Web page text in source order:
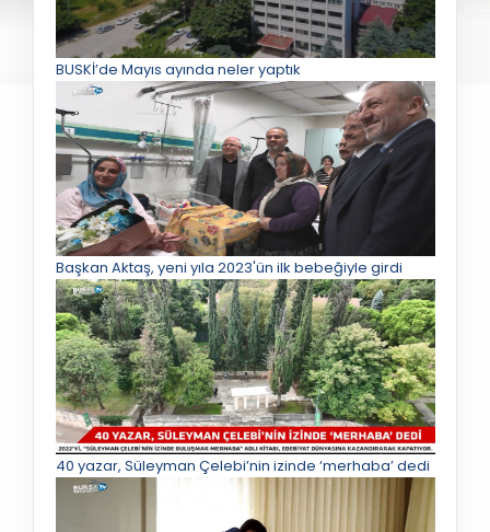
BUSKİ’de Mayıs ayında neler yaptık
Başkan Aktaş, yeni yıla 2023'ün ilk bebeğiyle girdi
40 yazar, Süleyman Çelebi’nin izinde ‘merhaba’ dedi